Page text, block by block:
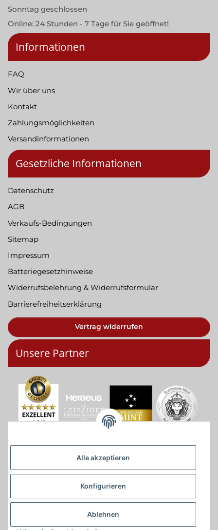
Alle akzeptieren
Konfigurieren
Ablehnen
Sonntag geschlossen
Online: 24 Stunden - 7 Tage für Sie geöffnet!
Informationen
FAQ
Wir über uns
Kontakt
Zahlungsmöglichkeiten
Versandinformationen
Gesetzliche Informationen
Datenschutz
AGB
Verkaufs-Bedingungen
Sitemap
Impressum
Batteriegesetzhinweise
Widerrufsbelehrung & Widerrufsformular
Barrierefreiheitserklärung
Vertrag widerrufen
Unsere Partner